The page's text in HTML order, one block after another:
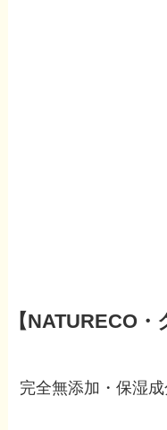
【NATURECO・
完全無添加・保湿